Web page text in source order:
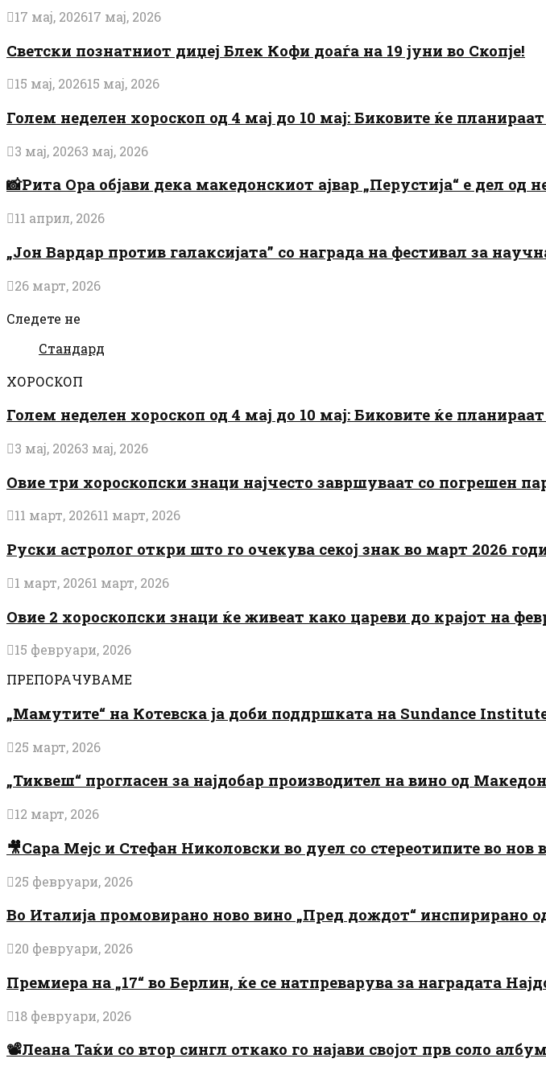
17 мај, 202617 мај, 2026
Светски познатниот диџеј Блек Кофи доаѓа на 19 јуни во Скопје!
15 мај, 202615 мај, 2026
Голем неделен хороскоп од 4 мај до 10 мај: Биковите ќе
3 мај, 20263 мај, 2026
📸Рита Ора објави дека македонскиот ајвар „Перустија“ е дел од
11 април, 2026
„Јон Вардар против галаксијата” со награда на фестивал за
26 март, 2026
Следете не
Стандард
ХОРОСКОП
Голем неделен хороскоп од 4 мај до 10 мај: Биковите ќе
3 мај, 20263 мај, 2026
Овие три хороскопски знаци најчесто завршуваат со погрешен
11 март, 202611 март, 2026
Руски астролог откри што го очекува секој знак во март 2026
1 март, 20261 март, 2026
Овие 2 хороскопски знаци ќе живеат како цареви до крајот на
15 февруари, 2026
ПРЕПОРАЧУВАМЕ
„Мамутите“ на Котевска ја доби поддршката на Sundance
25 март, 2026
„Тиквеш“ прогласен за најдобар производител на вино од
12 март, 2026
🎥Сара Мејс и Стефан Николовски во дуел со стереотипите во нов
25 февруари, 2026
Во Италија промовирано ново вино „Пред дождот“ инспирирано
20 февруари, 2026
Премиера на „17“ во Берлин, ќе се натпреварува за наградата
18 февруари, 2026
📽️Леана Таќи со втор сингл откако го најави својот прв соло албум